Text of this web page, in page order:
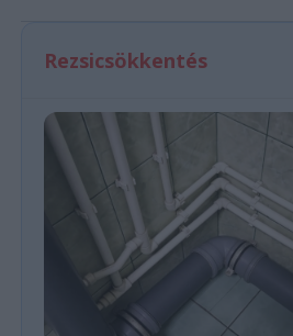
Rezsicsökkentés